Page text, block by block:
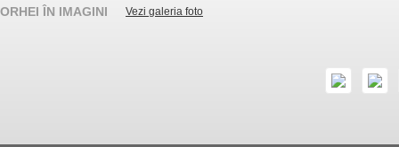
ORHEI ÎN IMAGINI Vezi galeria foto